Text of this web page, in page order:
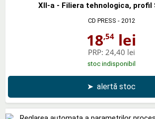
XII-a - Filiera tehnologica, profil
CD PRESS - 2012
18,54 lei
PRP: 24,40 lei
stoc indisponibil
➤ alertă stoc